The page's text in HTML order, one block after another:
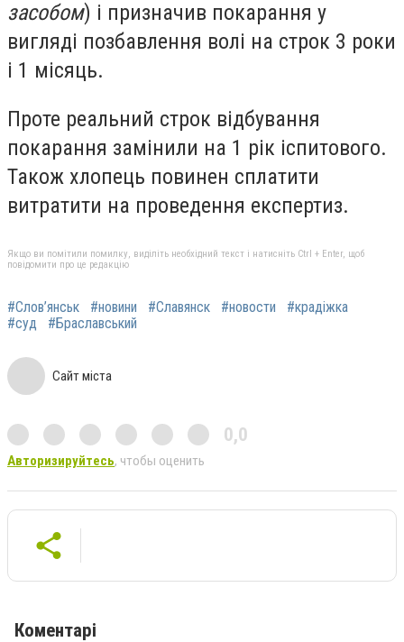
засобом) і призначив покарання у
вигляді позбавлення волі на строк 3 роки
і 1 місяць.
Проте реальний строк відбування
покарання замінили на 1 рік іспитового.
Також хлопець повинен сплатити
витратити на проведення експертиз.
Якщо ви помітили помилку, виділіть необхідний текст і натисніть Ctrl + Enter, щоб
повідомити про це редакцію
#Слов’янськ #новини #Славянск #новости
#крадіжка
#суд
#Браславський
Сайт міста
0,0
Авторизируйтесь, чтобы оценить
Коментарі